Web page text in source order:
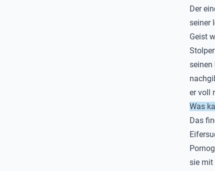
Der
seiner
Geist
seinen
er voll
Was
Das
sie mit